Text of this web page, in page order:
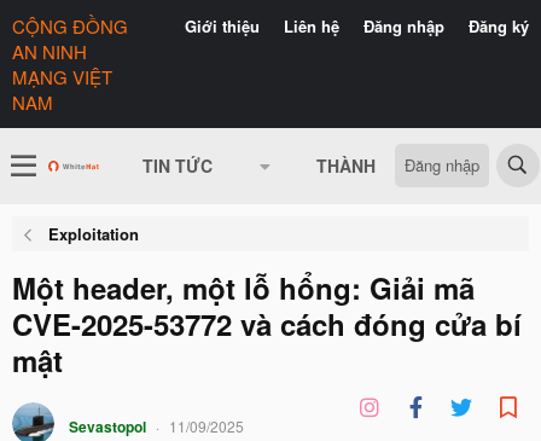
Giới thiệu Liên hệ Đăng nhập Đăng ký
CỘNG ĐỒNG
AN NINH
MẠNG VIỆT
NAM
TIN TỨC THÀNH VIÊN CÓ GÌ
Đăng nhập
Exploitation
Một header, một lỗ hổng: Giải mã
CVE-2025-53772 và cách đóng cửa bí
mật
Sevastopol 11/09/2025